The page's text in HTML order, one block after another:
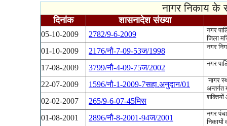
नागर निकाय के
दिनांक शासनादेश संख्या
05-10-2009 2782/9-6-2009
नगर
जिला
01-10-2009 2176/नौ-7-09-53ज/1998 नगर
17-08-2009 3799/नौ-4-09-75ज/2002 नगर
22-07-2009 1596/नौ-1-2009-7सहा.अनुदान/01
नागर
02-02-2007 265/9-6-07-45मिस
01-08-2001 2896/नौ-8-2001-94ज/2001
नगर